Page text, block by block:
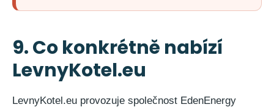
9. Co konkrétně nabízí
LevnyKotel.eu
LevnyKotel.eu provozuje společnost EdenEnergy